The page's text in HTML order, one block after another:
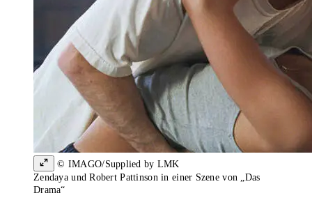
© IMAGO/Supplied by LMK
Zendaya und Robert Pattinson in einer Szene von „Das
Drama“